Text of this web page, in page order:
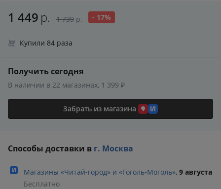
1 449 р. 1 739 р. - 17%
Купили 84 раза
Получить сегодня
В наличии в 22 магазинах, 1 399 ₽
Забрать из магазина
Способы доставки в г. Москва
Магазины «Читай‑город» и «Гоголь‑Моголь», 9 августа
Бесплатно